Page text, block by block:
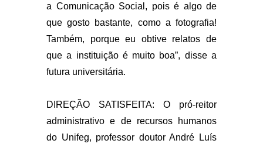
a Comunicação Social, pois é algo de
que gosto bastante, como a fotografia!
Também, porque eu obtive relatos de
que a instituição é muito boa”, disse a
futura universitária.
DIREÇÃO SATISFEITA: O pró-reitor
administrativo e de recursos humanos
do Unifeg, professor doutor André Luís